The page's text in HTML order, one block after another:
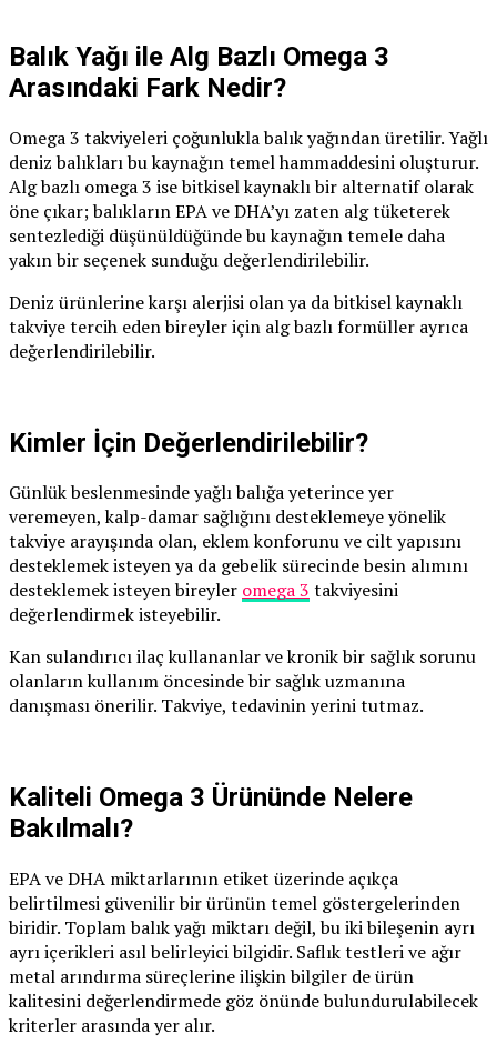
Balık Yağı ile Alg Bazlı Omega 3
Arasındaki Fark Nedir?
Omega 3 takviyeleri çoğunlukla balık yağından üretilir. Yağlı
deniz balıkları bu kaynağın temel hammaddesini oluşturur.
Alg bazlı omega 3 ise bitkisel kaynaklı bir alternatif olarak
öne çıkar; balıkların EPA ve DHA’yı zaten alg tüketerek
sentezlediği düşünüldüğünde bu kaynağın temele daha
yakın bir seçenek sunduğu değerlendirilebilir.
Deniz ürünlerine karşı alerjisi olan ya da bitkisel kaynaklı
takviye tercih eden bireyler için alg bazlı formüller ayrıca
değerlendirilebilir.
Kimler İçin Değerlendirilebilir?
Günlük beslenmesinde yağlı balığa yeterince yer
veremeyen, kalp-damar sağlığını desteklemeye yönelik
takviye arayışında olan, eklem konforunu ve cilt yapısını
desteklemek isteyen ya da gebelik sürecinde besin alımını
desteklemek isteyen bireyler omega 3 takviyesini
değerlendirmek isteyebilir.
Kan sulandırıcı ilaç kullananlar ve kronik bir sağlık sorunu
olanların kullanım öncesinde bir sağlık uzmanına
danışması önerilir. Takviye, tedavinin yerini tutmaz.
Kaliteli Omega 3 Ürününde Nelere
Bakılmalı?
EPA ve DHA miktarlarının etiket üzerinde açıkça
belirtilmesi güvenilir bir ürünün temel göstergelerinden
biridir. Toplam balık yağı miktarı değil, bu iki bileşenin ayrı
ayrı içerikleri asıl belirleyici bilgidir. Saflık testleri ve ağır
metal arındırma süreçlerine ilişkin bilgiler de ürün
kalitesini değerlendirmede göz önünde bulundurulabilecek
kriterler arasında yer alır.